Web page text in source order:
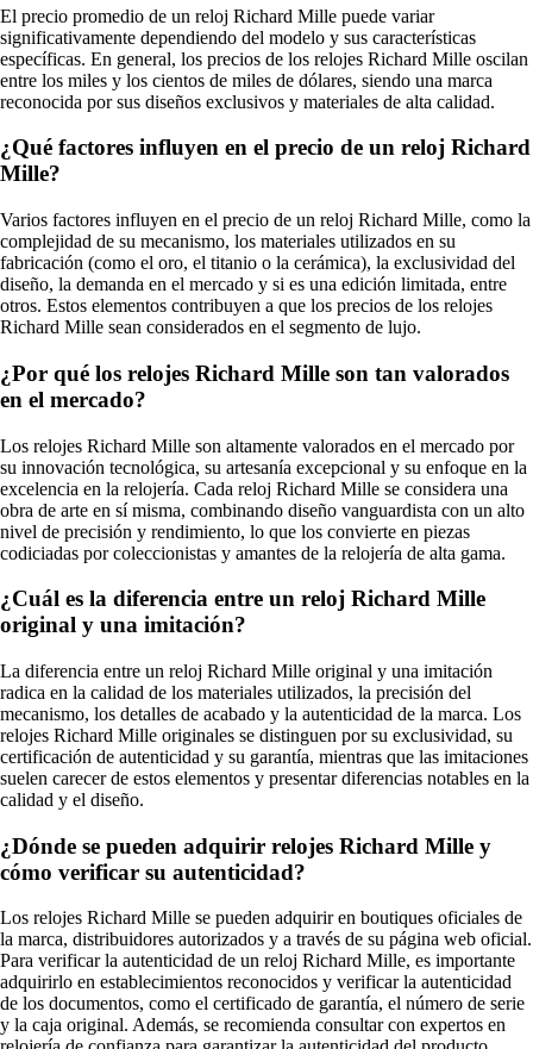
El precio promedio de un reloj Richard Mille puede variar
significativamente dependiendo del modelo y sus características
específicas. En general, los precios de los relojes Richard Mille oscilan
entre los miles y los cientos de miles de dólares, siendo una marca
reconocida por sus diseños exclusivos y materiales de alta calidad.
¿Qué factores influyen en el precio de un reloj Richard
Mille?
Varios factores influyen en el precio de un reloj Richard Mille, como la
complejidad de su mecanismo, los materiales utilizados en su
fabricación (como el oro, el titanio o la cerámica), la exclusividad del
diseño, la demanda en el mercado y si es una edición limitada, entre
otros. Estos elementos contribuyen a que los precios de los relojes
Richard Mille sean considerados en el segmento de lujo.
¿Por qué los relojes Richard Mille son tan valorados
en el mercado?
Los relojes Richard Mille son altamente valorados en el mercado por
su innovación tecnológica, su artesanía excepcional y su enfoque en la
excelencia en la relojería. Cada reloj Richard Mille se considera una
obra de arte en sí misma, combinando diseño vanguardista con un alto
nivel de precisión y rendimiento, lo que los convierte en piezas
codiciadas por coleccionistas y amantes de la relojería de alta gama.
¿Cuál es la diferencia entre un reloj Richard Mille
original y una imitación?
La diferencia entre un reloj Richard Mille original y una imitación
radica en la calidad de los materiales utilizados, la precisión del
mecanismo, los detalles de acabado y la autenticidad de la marca. Los
relojes Richard Mille originales se distinguen por su exclusividad, su
certificación de autenticidad y su garantía, mientras que las imitaciones
suelen carecer de estos elementos y presentar diferencias notables en la
calidad y el diseño.
¿Dónde se pueden adquirir relojes Richard Mille y
cómo verificar su autenticidad?
Los relojes Richard Mille se pueden adquirir en boutiques oficiales de
la marca, distribuidores autorizados y a través de su página web oficial.
Para verificar la autenticidad de un reloj Richard Mille, es importante
adquirirlo en establecimientos reconocidos y verificar la autenticidad
de los documentos, como el certificado de garantía, el número de serie
y la caja original. Además, se recomienda consultar con expertos en